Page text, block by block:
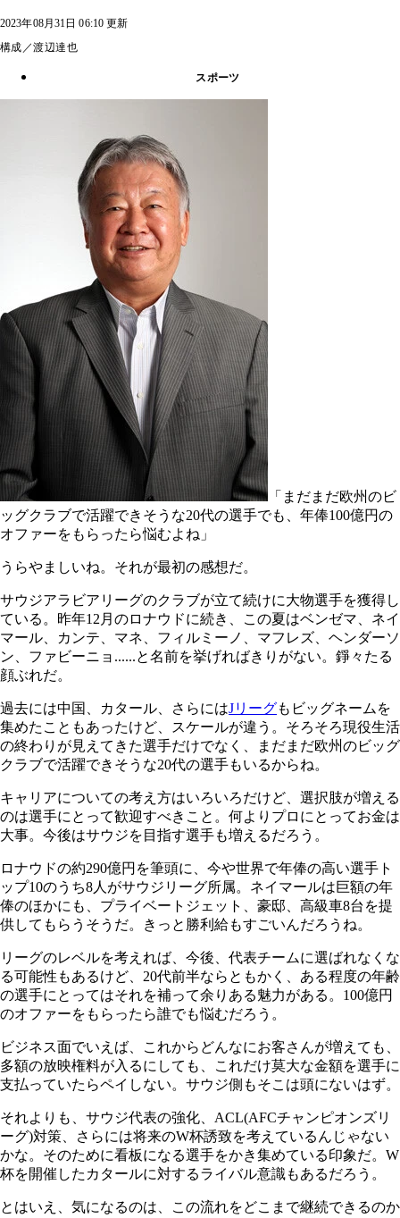
2023年08月31日 06:10 更新
構成／渡辺達也
スポーツ
「まだまだ欧州のビ
ッグクラブで活躍できそうな20代の選手でも、年俸100億円の
オファーをもらったら悩むよね」
うらやましいね。それが最初の感想だ。
サウジアラビアリーグのクラブが立て続けに大物選手を獲得し
ている。昨年12月のロナウドに続き、この夏はベンゼマ、ネイ
マール、カンテ、マネ、フィルミーノ、マフレズ、ヘンダーソ
ン、ファビーニョ......と名前を挙げればきりがない。錚々たる
顔ぶれだ。
過去には中国、カタール、さらにはJリーグもビッグネームを
集めたこともあったけど、スケールが違う。そろそろ現役生活
の終わりが見えてきた選手だけでなく、まだまだ欧州のビッグ
クラブで活躍できそうな20代の選手もいるからね。
キャリアについての考え方はいろいろだけど、選択肢が増える
のは選手にとって歓迎すべきこと。何よりプロにとってお金は
大事。今後はサウジを目指す選手も増えるだろう。
ロナウドの約290億円を筆頭に、今や世界で年俸の高い選手ト
ップ10のうち8人がサウジリーグ所属。ネイマールは巨額の年
俸のほかにも、プライベートジェット、豪邸、高級車8台を提
供してもらうそうだ。きっと勝利給もすごいんだろうね。
リーグのレベルを考えれば、今後、代表チームに選ばれなくな
る可能性もあるけど、20代前半ならともかく、ある程度の年齢
の選手にとってはそれを補って余りある魅力がある。100億円
のオファーをもらったら誰でも悩むだろう。
ビジネス面でいえば、これからどんなにお客さんが増えても、
多額の放映権料が入るにしても、これだけ莫大な金額を選手に
支払っていたらペイしない。サウジ側もそこは頭にないはず。
それよりも、サウジ代表の強化、ACL(AFCチャンピオンズリ
ーグ)対策、さらには将来のW杯誘致を考えているんじゃない
かな。そのために看板になる選手をかき集めている印象だ。W
杯を開催したカタールに対するライバル意識もあるだろう。
とはいえ、気になるのは、この流れをどこまで継続できるのか